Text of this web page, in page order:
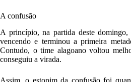
A confusão
A princípio, na partida deste domingo,
vencendo e terminou a primeira
Contudo, o time alagoano voltou
conseguiu a virada.
Assim, o estopim da confusão foi